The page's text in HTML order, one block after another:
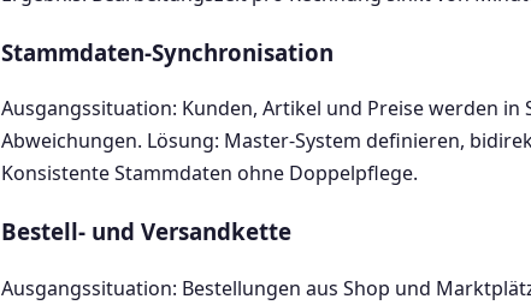
Stammdaten-Synchronisation
Ausgangssituation: Kunden, Artikel und Preise werden
Abweichungen. Lösung: Master-System definieren,
Konsistente Stammdaten ohne Doppelpflege.
Bestell- und Versandkette
Ausgangssituation: Bestellungen aus Shop und